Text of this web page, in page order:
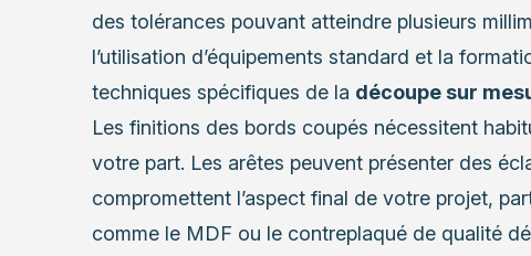
des tolérances pouvant atteindre plusieurs
l’utilisation d’équipements standard et la
techniques spécifiques de la découpe sur
Les finitions des bords coupés nécessitent
votre part. Les arêtes peuvent présenter des
compromettent l’aspect final de votre projet,
comme le MDF ou le contreplaqué de qualité